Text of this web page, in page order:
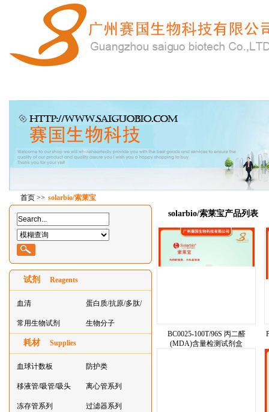
首页 >> solarbio/索莱宝
试剂 Reagents
血清 蛋白质/抗原/多肽/
酶
常用生物试剂 生物分子
耗材 Supplies
血球计数板 防护类
移液管/吸管/吸头
系列
离心管系列
冻存管系列 过滤器系列
solarbio/索莱宝产品列表
BC0025-100T/96S 丙二醛
(MDA)含量检测试剂盒